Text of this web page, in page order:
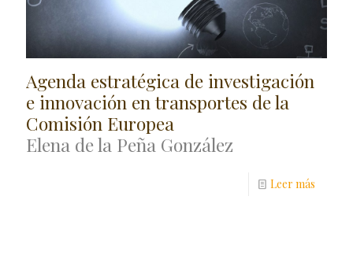
Agenda estratégica de investigación
e innovación en transportes de la
Comisión Europea
Elena de la Peña González
Leer más